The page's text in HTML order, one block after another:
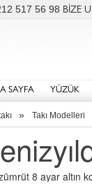
517 56 98 BİZE
SAYFA YÜZÜK
» Takı Modelleri
8 ayar altın